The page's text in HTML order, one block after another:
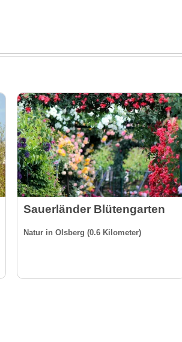
Sauerländer Blütengarten
Natur in Olsberg (0.6 Kilometer)